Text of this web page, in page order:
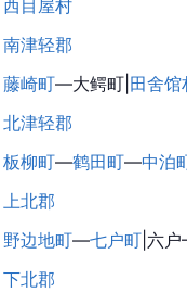
西目屋村
南津轻郡
藤崎町—大鳄町 田舍馆
北津轻郡
板柳町—鹤田町—中泊
上北郡
野边地町—七户町 |六
下北郡